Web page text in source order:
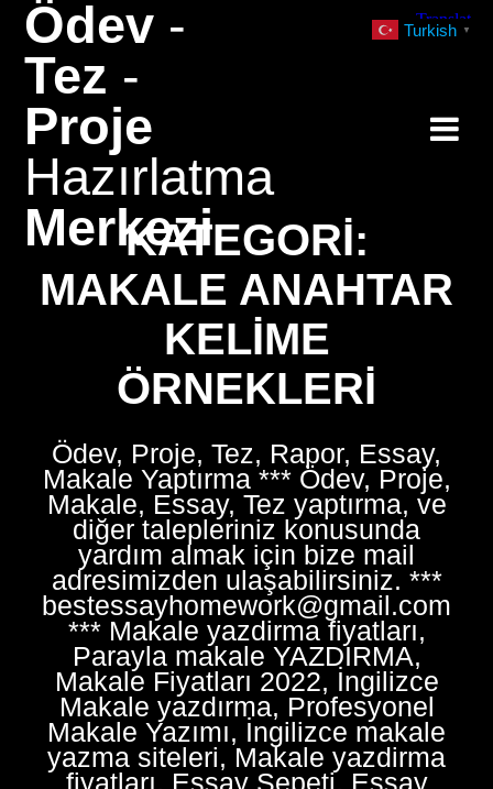
Ödev -
Tez -
Proje
Hazırlatma
MerkeziKATEGORI:
MAKALE ANAHTAR
KELIME
ÖRNEKLERI
Ödev, Proje, Tez, Rapor, Essay,
Makale Yaptırma *** Ödev, Proje,
Makale, Essay, Tez yaptırma, ve
diğer talepleriniz konusunda
yardım almak için bize mail
adresimizden ulaşabilirsiniz. ***
bestessayhomework@gmail.com
*** Makale yazdirma fiyatları,
Parayla makale YAZDIRMA,
Makale Fiyatları 2022, İngilizce
Makale yazdırma, Profesyonel
Makale Yazımı, İngilizce makale
yazma siteleri, Makale yazdirma
fiyatları, Essay Sepeti, Essay
Turkish ▼